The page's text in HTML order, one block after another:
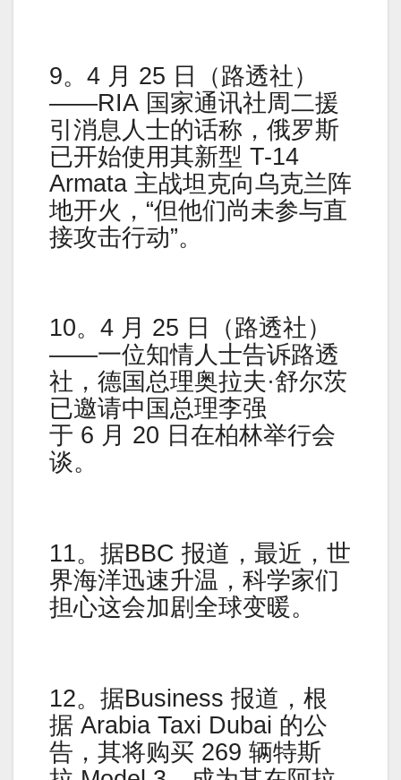
9。4 月 25 日（路透社）
——RIA 国家通讯社周二援
引消息人士的话称，俄罗斯
已开始使用其新型 T-14
Armata 主战坦克向乌克兰阵
地开火，“但他们尚未参与直
接攻击行动”。
10。4 月 25 日（路透社）
——一位知情人士告诉路透
社，德国总理奥拉夫·舒尔茨
已邀请中国总理李强
于 6 月 20 日在柏林举行会
谈。
11。据BBC 报道，最近，世
界海洋迅速升温，科学家们
担心这会加剧全球变暖。
12。据Business 报道，根
据 Arabia Taxi Dubai 的公
告，其将购买 269 辆特斯